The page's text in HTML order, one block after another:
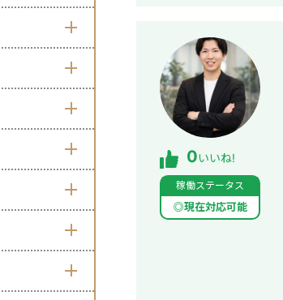
0いいね!
稼働ステータス
◎現在対応可能